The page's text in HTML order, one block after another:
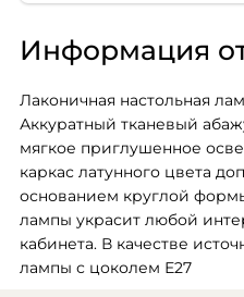
Информация
Лаконичная настольная
Аккуратный тканевый
мягкое приглушенное
каркас латунного цвета
основанием круглой
лампы украсит любой
кабинета. В качестве
лампы с цоколем Е27